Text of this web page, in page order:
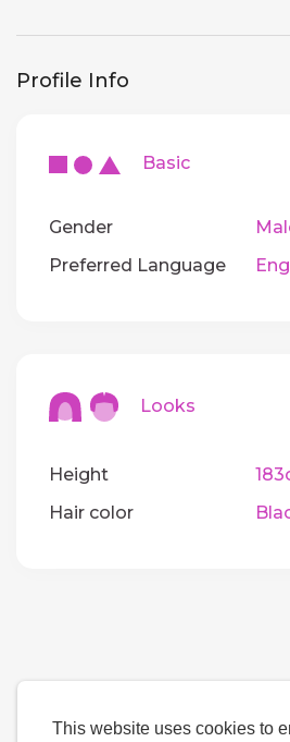
This website uses cookies to
Profile Info
Basic
Gender
Preferred Language
Looks
Height
Hair color